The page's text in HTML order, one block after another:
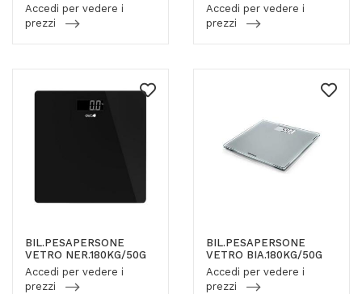
Accedi per vedere i
prezzi
Accedi per vedere i
prezzi
BIL.PESAPERSONE
VETRO NER.180KG/50G
Accedi per vedere i
prezzi
BIL.PESAPERSONE
VETRO BIA.180KG/50G
Accedi per vedere i
prezzi